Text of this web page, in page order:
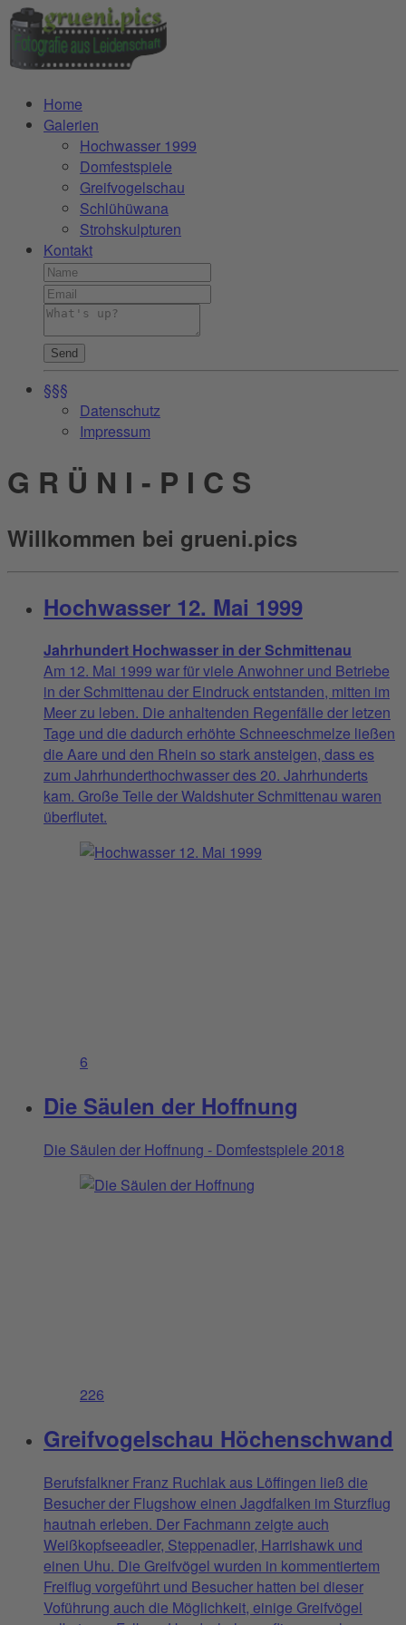
Home
Galerien
Hochwasser 1999
Domfestspiele
Greifvogelschau
Schlühüwana
Strohskulpturen
Kontakt
Send
§§§
Datenschutz
Impressum
G R Ü N I - P I C S
Willkommen bei grueni.pics
Hochwasser 12. Mai 1999
Jahrhundert Hochwasser in der Schmittenau
Am 12. Mai 1999 war für viele Anwohner und Betriebe
in der Schmittenau der Eindruck entstanden, mitten im
Meer zu leben. Die anhaltenden Regenfälle der letzen
Tage und die dadurch erhöhte Schneeschmelze ließen
die Aare und den Rhein so stark ansteigen, dass es
zum Jahrhunderthochwasser des 20. Jahrhunderts
kam. Große Teile der Waldshuter Schmittenau waren
überflutet.
6
Die Säulen der Hoffnung
Die Säulen der Hoffnung - Domfestspiele 2018
226
Greifvogelschau Höchenschwand
Berufsfalkner Franz Ruchlak aus Löffingen ließ die
Besucher der Flugshow einen Jagdfalken im Sturzflug
hautnah erleben. Der Fachmann zeigte auch
Weißkopfseeadler, Steppenadler, Harrishawk und
einen Uhu. Die Greifvögel wurden in kommentiertem
Freiflug vorgeführt und Besucher hatten bei dieser
Voführung auch die Möglichkeit, einige Greifvögel